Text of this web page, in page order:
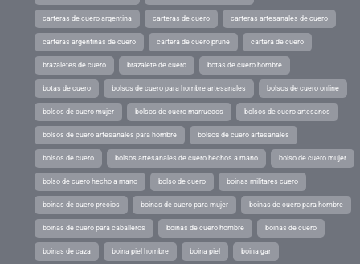
carteras de cuero argentina carteras de cuero carteras artesanales de cuero
carteras argentinas de cuero cartera de cuero prune cartera de cuero
brazaletes de cuero brazalete de cuero botas de cuero hombre
botas de cuero bolsos de cuero para hombre artesanales bolsos de cuero online
bolsos de cuero mujer bolsos de cuero marruecos bolsos de cuero artesanos
bolsos de cuero artesanales para hombre bolsos de cuero artesanales
bolsos de cuero bolsos artesanales de cuero hechos a mano bolso de cuero mujer
bolso de cuero hecho a mano bolso de cuero boinas militares cuero
boinas de cuero precios boinas de cuero para mujer boinas de cuero para hombre
boinas de cuero para caballeros boinas de cuero hombre boinas de cuero
boinas de caza boina piel hombre boina piel boina gar